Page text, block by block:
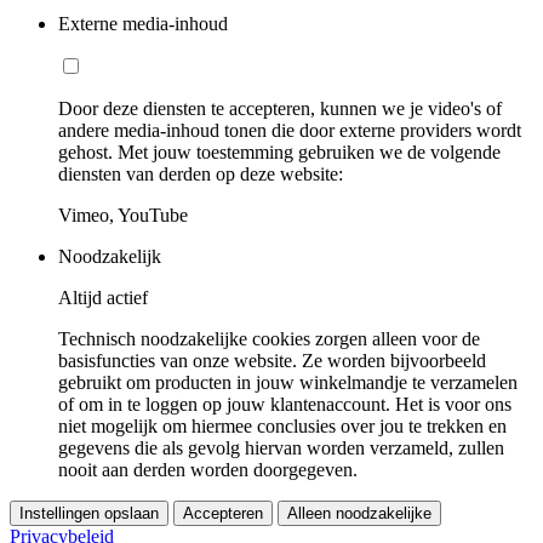
Externe media-inhoud
Door deze diensten te accepteren, kunnen we je video's of
andere media-inhoud tonen die door externe providers wordt
gehost. Met jouw toestemming gebruiken we de volgende
diensten van derden op deze website:
Vimeo, YouTube
Noodzakelijk
Altijd actief
Technisch noodzakelijke cookies zorgen alleen voor de
basisfuncties van onze website. Ze worden bijvoorbeeld
gebruikt om producten in jouw winkelmandje te verzamelen
of om in te loggen op jouw klantenaccount. Het is voor ons
niet mogelijk om hiermee conclusies over jou te trekken en
gegevens die als gevolg hiervan worden verzameld, zullen
nooit aan derden worden doorgegeven.
Instellingen opslaan Accepteren Alleen noodzakelijke
Privacybeleid